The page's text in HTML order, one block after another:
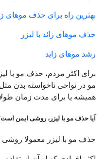
بهترین راه برای حذف موهای
حذف موهای زائد با لیزر
رشد موهای زاید
برای اکثر مردم، حذف مو با
مو در نواحی ناخواسته بدن
همیشه یا برای مدت زمان
آیا حذف مو با لیزر، روشی ایمن
حذف مو با لیزر معمولا